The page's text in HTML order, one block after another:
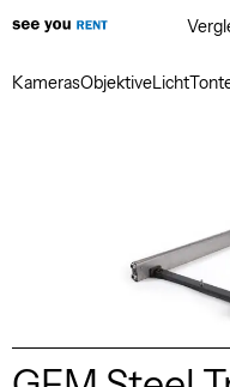
KamerasObjektiveLicht